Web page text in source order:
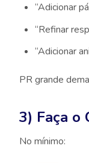
“Adicionar
“Refinar
“Adicionar
PR grande
3) Faça o
No mínimo: